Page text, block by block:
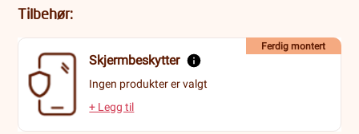
Tilbehør:
Skjermbeskytter
Ingen produkter er valgt
Ferdig montert
+ Legg til